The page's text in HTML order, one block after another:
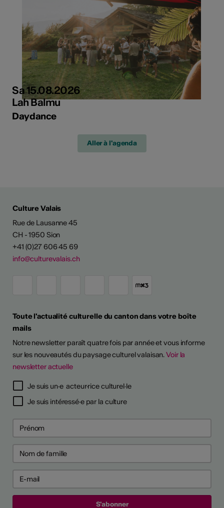
Sa 15.08.2026
Lah Balmu
Daydance
Aller à l'agenda
Culture Valais
Rue de Lausanne 45
CH - 1950 Sion
+41 (0)27 606 45 69
info@culturevalais.ch
Toute l'actualité culturelle du canton dans votre boîte
mails
Notre newsletter paraît quatre fois par année et vous informe
sur les nouveautés du paysage culturel valaisan.Voir la
newsletter actuelle
Je suis un·e acteur·rice culturel·le
Je suis intéressé·e par la culture